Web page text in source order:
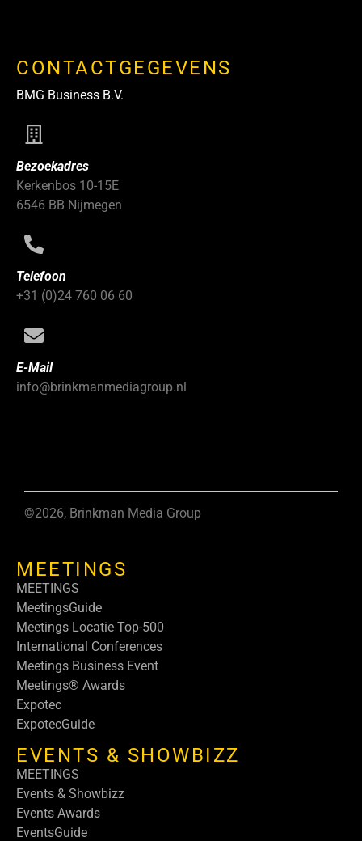
CONTACTGEGEVENS
BMG Business B.V.
Bezoekadres
Kerkenbos 10-15E
6546 BB Nijmegen
Telefoon
+31 (0)24 760 06 60
E-Mail
info@brinkmanmediagroup.nl
©2026, Brinkman Media Group
MEETINGS
MEETINGS
MeetingsGuide
Meetings Locatie Top-500
International Conferences
Meetings Business Event
Meetings® Awards
Expotec
ExpotecGuide
EVENTS & SHOWBIZZ
MEETINGS
Events & Showbizz
Events Awards
EventsGuide